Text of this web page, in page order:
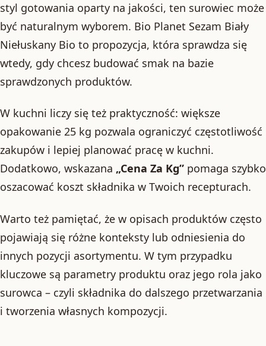
styl gotowania oparty na jakości, ten surowiec może
być naturalnym wyborem. Bio Planet Sezam Biały
Niełuskany Bio to propozycja, która sprawdza się
wtedy, gdy chcesz budować smak na bazie
sprawdzonych produktów.
W kuchni liczy się też praktyczność: większe
opakowanie 25 kg pozwala ograniczyć częstotliwość
zakupów i lepiej planować pracę w kuchni.
Dodatkowo, wskazana „Cena Za Kg” pomaga szybko
oszacować koszt składnika w Twoich recepturach.
Warto też pamiętać, że w opisach produktów często
pojawiają się różne konteksty lub odniesienia do
innych pozycji asortymentu. W tym przypadku
kluczowe są parametry produktu oraz jego rola jako
surowca – czyli składnika do dalszego przetwarzania
i tworzenia własnych kompozycji.